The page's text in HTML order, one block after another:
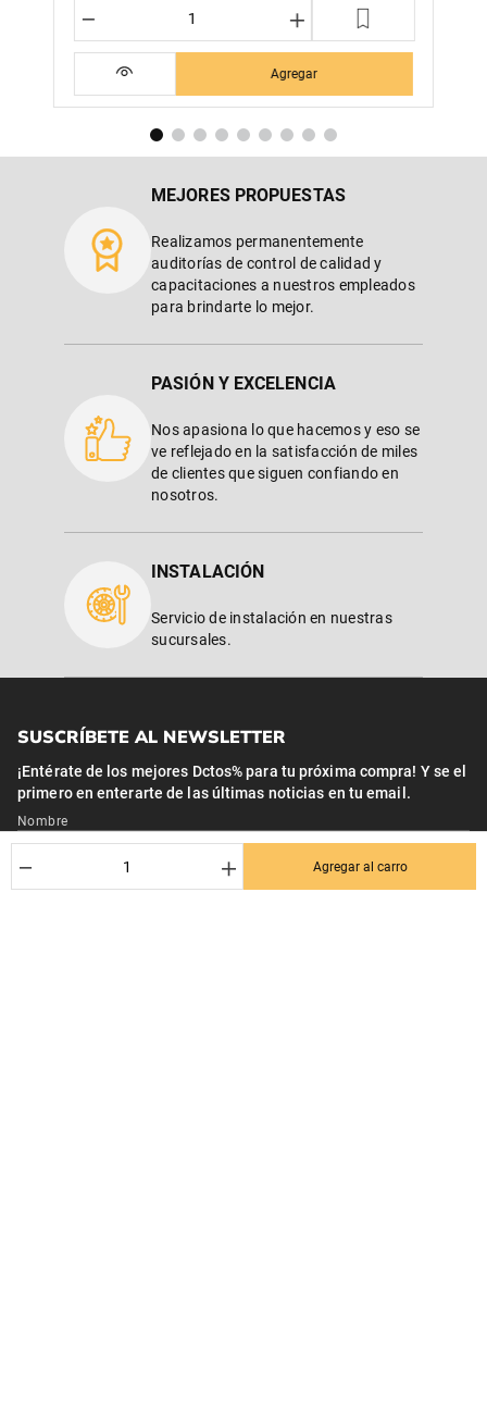
＋
－ Agregar al carro
＋
－
Agregar
MEJORES PROPUESTAS
Realizamos permanentemente
auditorías de control de calidad y
capacitaciones a nuestros empleados
para brindarte lo mejor.
PASIÓN Y EXCELENCIA
Nos apasiona lo que hacemos y eso se
ve reflejado en la satisfacción de miles
de clientes que siguen confiando en
nosotros.
INSTALACIÓN
Servicio de instalación en nuestras
sucursales.
SUSCRÍBETE AL NEWSLETTER
¡Entérate de los mejores Dctos% para tu próxima compra! Y se el
primero en enterarte de las últimas noticias en tu email.
Nombre